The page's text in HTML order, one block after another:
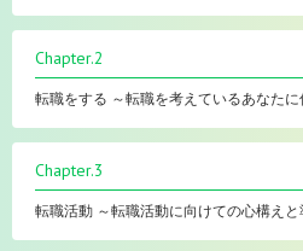
Chapter.2
転職をする ～転職を考えているあなたに
Chapter.3
転職活動 ～転職活動に向けての心構えと